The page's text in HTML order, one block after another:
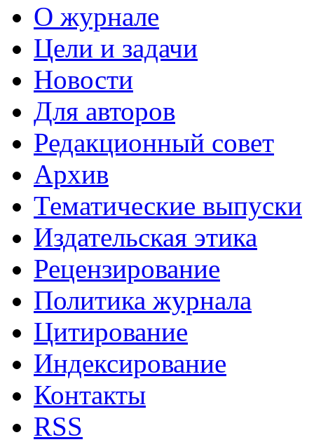
О журнале
Цели и задачи
Новости
Для авторов
Редакционный совет
Архив
Тематические выпуски
Издательская этика
Рецензирование
Политика журнала
Цитирование
Индексирование
Контакты
RSS